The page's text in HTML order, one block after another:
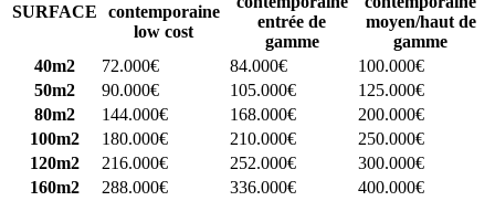
SURFACE
contemporaine
low cost
entrée de
gamme
moyen/haut de
gamme
40m2
72.000€ 84.000€
100.000€
50m2
90.000€ 105.000€
125.000€
80m2
144.000€ 168.000€
200.000€
100m2
180.000€ 210.000€
250.000€
120m2
216.000€ 252.000€
300.000€
160m2
288.000€ 336.000€
400.000€